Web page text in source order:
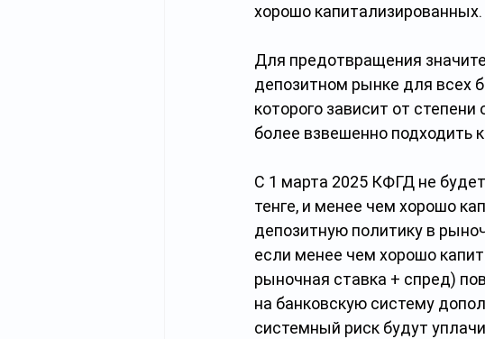
хорошо капитализированных.
Для предотвращения
депозитном рынке для всех
которого зависит от
более взвешенно подходить
С 1 марта 2025 КФГД не
тенге, и менее чем хорошо
депозитную политику в
если менее чем хорошо
рыночная ставка + спред)
на банковскую систему
системный риск будут